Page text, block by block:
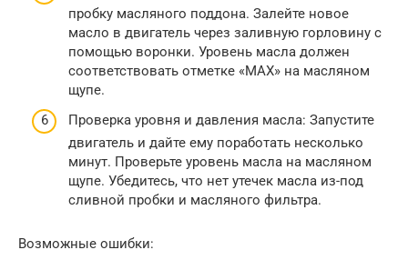
пробку масляного поддона. Залейте новое
масло в двигатель через заливную горловину с
помощью воронки. Уровень масла должен
соответствовать отметке «MAX» на масляном
щупе.
Проверка уровня и давления масла: Запустите
двигатель и дайте ему поработать несколько
минут. Проверьте уровень масла на масляном
щупе. Убедитесь, что нет утечек масла из-под
сливной пробки и масляного фильтра.
Возможные ошибки: